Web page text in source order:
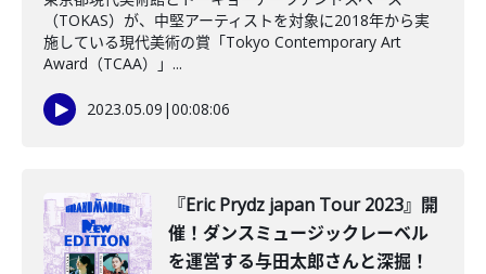
（TOKAS）が、中堅アーティストを対象に2018年から実
施している現代美術の賞「Tokyo Contemporary Art
Award（TCAA）」...
2023.05.09 |00:08:06
『Eric Prydz japan Tour 2023』開
催！ダンスミュージックレーベル
を運営する与田太郎さんと深掘！